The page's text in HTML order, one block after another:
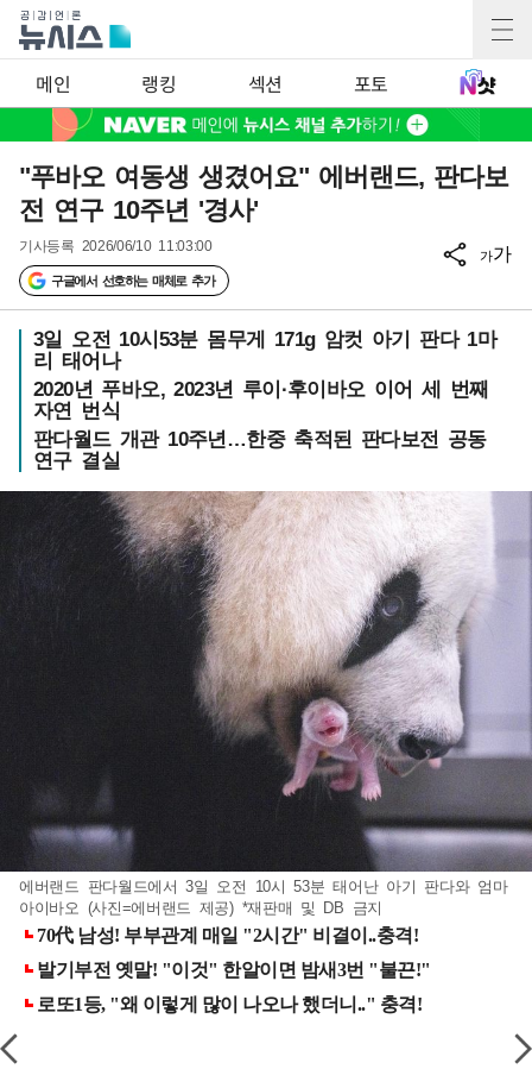
메인 랭킹 섹션 포토
"푸바오 여동생 생겼어요" 에버랜드, 판다보
전 연구 10주년 '경사'
기사등록 2026/06/10 11:03:00
구글에서 선호하는 매체로 추가
가가
3일 오전 10시53분 몸무게 171g 암컷 아기 판다 1마
리 태어나
2020년 푸바오, 2023년 루이·후이바오 이어 세 번째
자연 번식
판다월드 개관 10주년…한중 축적된 판다보전 공동
연구 결실
에버랜드 판다월드에서 3일 오전 10시 53분 태어난 아기 판다와 엄마
아이바오 (사진=에버랜드 제공) *재판매 및 DB 금지